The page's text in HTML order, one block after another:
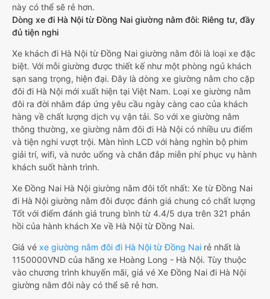
này có thể sẽ rẻ hơn.
Dòng xe đi Hà Nội từ Đồng Nai giường nằm đôi: Riêng tư, đầy
đủ tiện nghi
Xe khách đi Hà Nội từ Đồng Nai giường nằm đôi là loại xe đặc
biệt. Với mỗi giường được thiết kế như một phòng ngủ khách
sạn sang trọng, hiện đại. Đây là dòng xe giường nằm cho cặp
đôi đi Hà Nội mới xuất hiện tại Việt Nam. Loại xe giường nằm
đôi ra đời nhằm đáp ứng yêu cầu ngày càng cao của khách
hàng về chất lượng dịch vụ vận tải. So với xe giường nằm
thông thường, xe giường nằm đôi đi Hà Nội có nhiều ưu điểm
và tiện nghi vượt trội. Màn hình LCD với hàng nghìn bộ phim
giải trí, wifi, và nước uống và chăn đắp miễn phí phục vụ hành
khách suốt hành trình.
Xe Đồng Nai Hà Nội giường nằm đôi tốt nhất: Xe từ Đồng Nai
đi Hà Nội giường nằm đôi được đánh giá chung có chất lượng
Tốt với điểm đánh giá trung bình từ 4.4/5 dựa trên 321 phản
hồi của hành khách Xe về Hà Nội từ Đồng Nai.
Giá vé xe giường nằm đôi đi Hà Nội từ Đồng Nai rẻ nhất là
1150000VND của hãng xe Hoàng Long - Hà Nội. Tùy thuộc
vào chương trình khuyến mãi, giá vé Xe Đồng Nai đi Hà Nội
giường nằm đôi này có thể sẽ rẻ hơn.